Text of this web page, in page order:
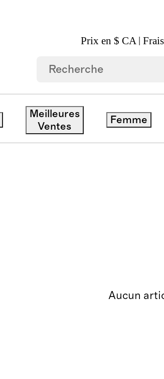
Prix en $ CA |
Meilleures
Ventes
Femme
Supplements
Aucun